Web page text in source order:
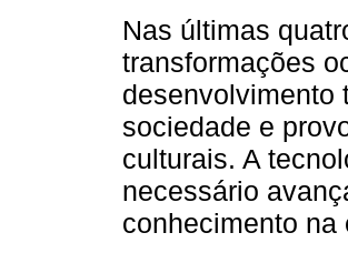
Nas últimas
transformações
desenvolvimento
sociedade e
culturais. A
necessário
conhecimento na